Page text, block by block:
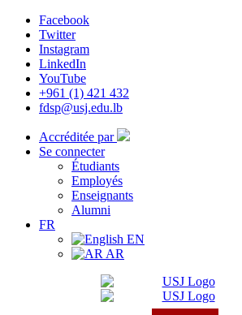
Facebook
Twitter
Instagram
LinkedIn
YouTube
+961 (1) 421 432
fdsp@usj.edu.lb
Accréditée par
Se connecter
Étudiants
Employés
Enseignants
Alumni
FR
EN
AR